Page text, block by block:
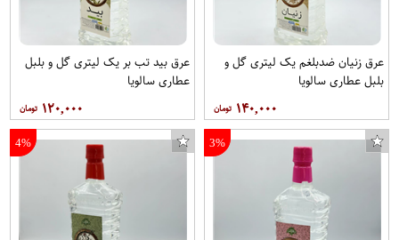
عرق زنیان ضدبلغم یک لیتری گل و
بلبل عطاری سالویا
۱۴۰,۰۰۰
عرق بید تب بر یک لیتری گل و بلبل
عطاری سالویا
۱۲۰,۰۰۰
3%
4%